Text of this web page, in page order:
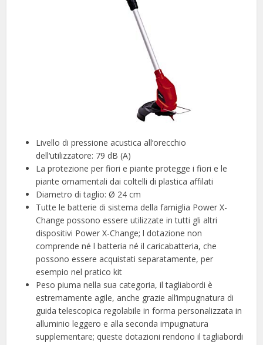
Livello di pressione acustica all‘orecchio
dell‘utilizzatore: 79 dB (A)
La protezione per fiori e piante protegge i fiori e le
piante ornamentali dai coltelli di plastica affilati
Diametro di taglio: Ø 24 cm
Tutte le batterie di sistema della famiglia Power X-
Change possono essere utilizzate in tutti gli altri
dispositivi Power X-Change; l dotazione non
comprende né l batteria né il caricabatteria, che
possono essere acquistati separatamente, per
esempio nel pratico kit
Peso piuma nella sua categoria, il tagliabordi è
estremamente agile, anche grazie all’impugnatura di
guida telescopica regolabile in forma personalizzata in
alluminio leggero e alla seconda impugnatura
supplementare; queste dotazioni rendono il tagliabordi